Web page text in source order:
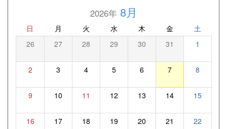
2026年8月
日 月 火 水 木 金 土
26 27 28 29 30 31 1
2 3 4 5 6 7 8
9 10 11 12 13 14 15
16 17 18 19 20 21 22